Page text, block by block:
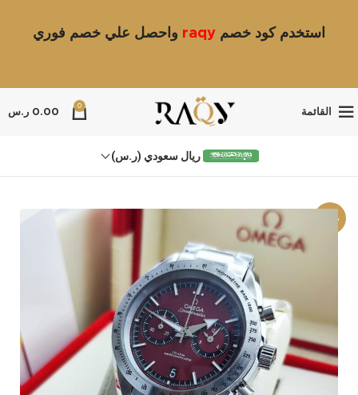
استخدم كود خصم raqy واحصل علي خصم فوري
القائمة
0
0.00 ر.س
ريال سعودي (ر.س)
-13%